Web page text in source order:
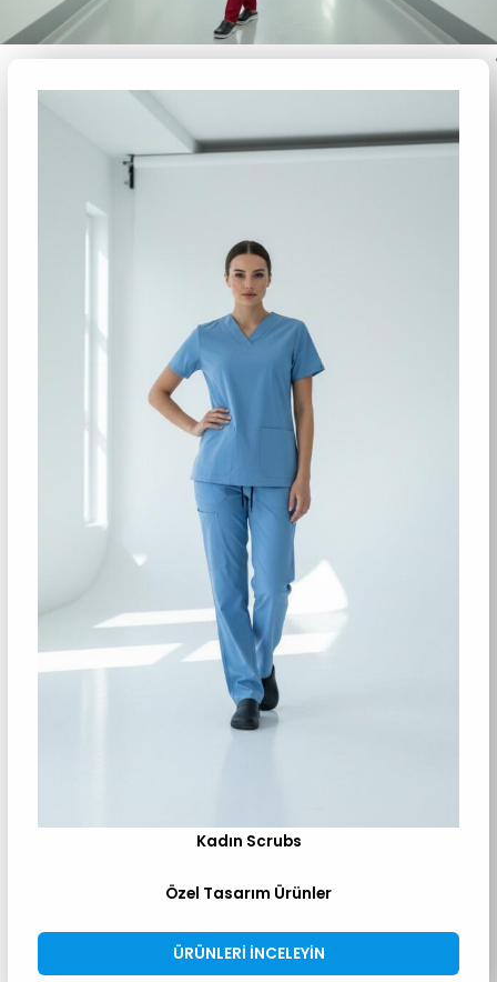
Kadın Scrubs
Özel Tasarım Ürünler
ÜRÜNLERI INCELEYIN